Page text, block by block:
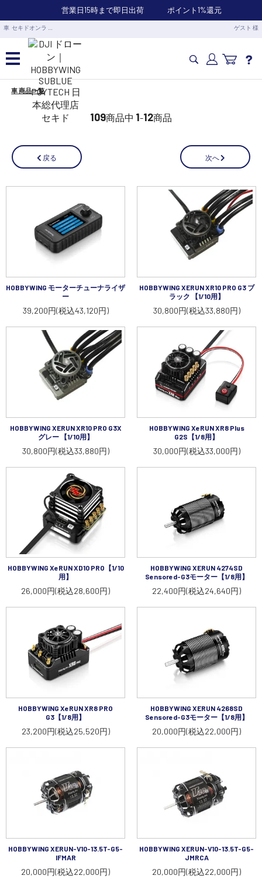
営業日15時まで即日出荷 ポイント1%還元
車 セキドオンラ … ゲスト 様
カメラドローン・生活家電
業務用ドローン・業務関連製品
RC・ロボット部品
サポート・Q&A / 法人・学生のお客様
取扱店舗一覧
SEKIDO
コーポレートサイト
SEKIDO 会社概要
車 商品一覧
109商品中 1-12商品
戻る 次へ
HOBBYWING モーターチューナライザ
ー
39,200円(税込43,120円)
HOBBYWING XERUN XR10 PRO G3 ブ
ラック 【1/10用】
30,800円(税込33,880円)
HOBBYWING XERUN XR10 PRO G3X
グレー 【1/10用】
30,800円(税込33,880円)
HOBBYWING XeRUN XR8 Plus
G2S【1/8用】
30,000円(税込33,000円)
HOBBYWING XeRUN XD10 PRO【1/10
用】
26,000円(税込28,600円)
HOBBYWING XERUN 4274SD
Sensored-G3モーター【1/8用】
22,400円(税込24,640円)
HOBBYWING XeRUN XR8 PRO
G3【1/8用】
23,200円(税込25,520円)
HOBBYWING XERUN 4268SD
Sensored-G3モーター【1/8用】
20,000円(税込22,000円)
HOBBYWING XERUN-V10-13.5T-G5-
IFMAR
20,000円(税込22,000円)
HOBBYWING XERUN-V10-13.5T-G5-
JMRCA
20,000円(税込22,000円)